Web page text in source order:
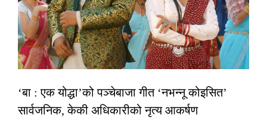
‘बा : एक योद्धा’को पञ्चेबाजा गीत ‘नभन्नू कोइसित’
सार्वजनिक, केकी अधिकारीको नृत्य आकर्षण